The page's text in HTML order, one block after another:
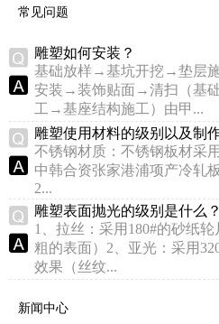
常见问题
雕塑如何安装？
基础放样→基坑开挖→垫层
安装→装饰贴面→清扫（基
工→基座结构施工）由甲...
雕塑使用材料的级别以及制
不锈钢材质：不锈钢板材采
中韩合资张家港浦项产冷轧
2...
雕塑表面抛光的级别是什么？
1、拉丝：采用180#的砂纸
粗的表面）2、亚光：采用
效果（丝纹...
新闻中心